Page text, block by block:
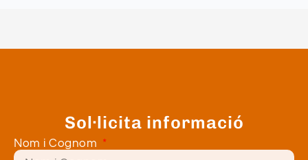
Sol·licita informació
Nom i Cognom